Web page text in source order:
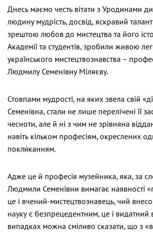
Днесь маємо честь вітати з Уродинами
людину мудрість, досвід, яскравий
зрештою любов до мистецтва та його
Академії та студентів, зробили живою
українського мистецтвознавства –
Людмилу Семенівну Міляєву.
Стовпами мудрості, на яких звела свій
Семенівна, стали не лише перелічені її
чесноти, але й ні з чим не зрівняна
навіть кільком професіям, окреслених
покли́канням.
Адже це й професія музейника, яка, за
Людмили Семенівни вимагає наявності
це і вчений-мистецтвознавець, чий
науку є безпрецедентним, це і видатний
випадках можна сміливо сказати, що з